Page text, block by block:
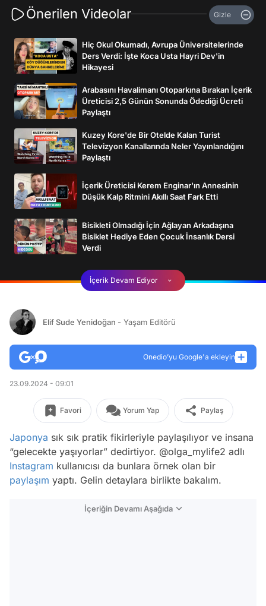
Önerilen Videolar Gizle
Hiç Okul Okumadı, Avrupa Üniversitelerinde
Ders Verdi: İşte Koca Usta Hayri Dev'in
Hikayesi
Arabasını Havalimanı Otoparkına Bırakan İçerik
Üreticisi 2,5 Günün Sonunda Ödediği Ücreti
Paylaştı
Kuzey Kore'de Bir Otelde Kalan Turist
Televizyon Kanallarında Neler Yayınlandığını
Paylaştı
İçerik Üreticisi Kerem Enginar'ın Annesinin
Düşük Kalp Ritmini Akıllı Saat Fark Etti
Bisikleti Olmadığı İçin Ağlayan Arkadaşına
Bisiklet Hediye Eden Çocuk İnsanlık Dersi
Verdi
İçerik Devam Ediyor
Elif Sude Yenidoğan - Yaşam Editörü
Onedio’yu Google'a ekleyin
23.09.2024 - 09:01
Favori Yorum Yap Paylaş
Japonya sık sık pratik fikirleriyle paylaşılıyor ve insana
“gelecekte yaşıyorlar” dedirtiyor. @olga_mylife2 adlı
Instagram kullanıcısı da bunlara örnek olan bir
paylaşım yaptı. Gelin detaylara birlikte bakalım.
İçeriğin Devamı Aşağıda